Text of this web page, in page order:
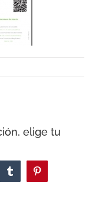
elige tu
TumblrPinterest